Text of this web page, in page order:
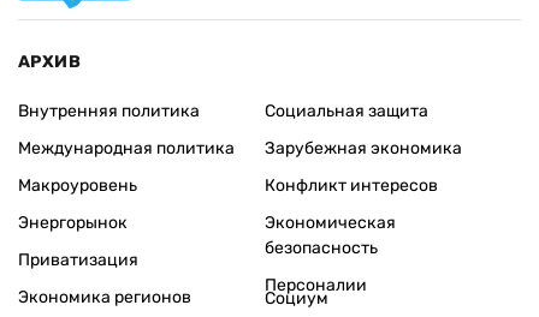
АРХИВ
Внутренняя политика
Международная политика
Макроуровень
Энергорынок
Приватизация
Экономика регионов
Социальная защита
Зарубежная экономика
Конфликт интересов
Экономическая
безопасность
Персоналии
Социум